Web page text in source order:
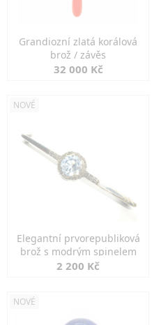
Grandiozní zlatá korálová
brož / závěs
32 000 Kč
NOVÉ
Elegantní prvorepubliková
brož s modrým spinelem
2 200 Kč
NOVÉ